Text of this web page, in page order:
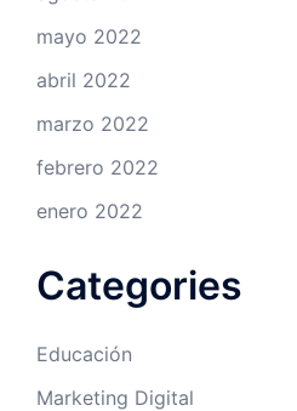
mayo 2022
abril 2022
marzo 2022
febrero 2022
enero 2022
Categories
Educación
Marketing Digital